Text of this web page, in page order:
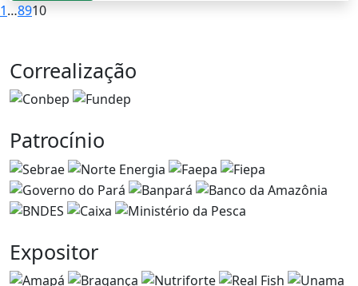
1…8910
Correalização
Patrocínio
Expositor